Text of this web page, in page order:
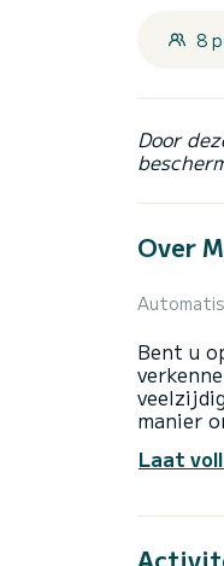
8
Door
Over
Bent u
manier
Dus
en
Laat